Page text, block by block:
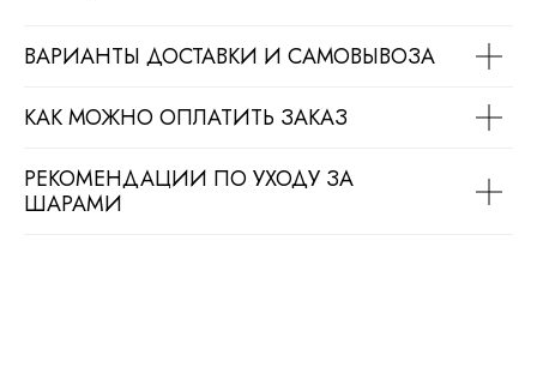
ВАРИАНТЫ ДОСТАВКИ И САМОВЫВОЗА
КАК МОЖНО ОПЛАТИТЬ ЗАКАЗ
РЕКОМЕНДАЦИИ ПО УХОДУ ЗА
ШАРАМИ